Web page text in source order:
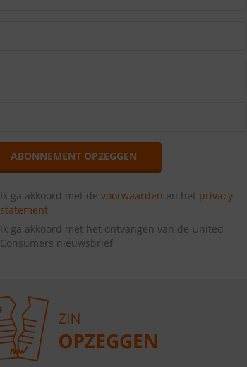
ABONNEMENT OPZEGGEN
Ik ga akkoord met devoorwaarden en het privacy
statement
Ik ga akkoord met het ontvangen van de United
Consumers nieuwsbrief